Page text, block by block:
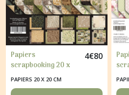
Papiers
scrapbooking 20 x
20 cm album faire
part carte Scrapmir
4€80
PAPIERS 20 X 20 CM
20